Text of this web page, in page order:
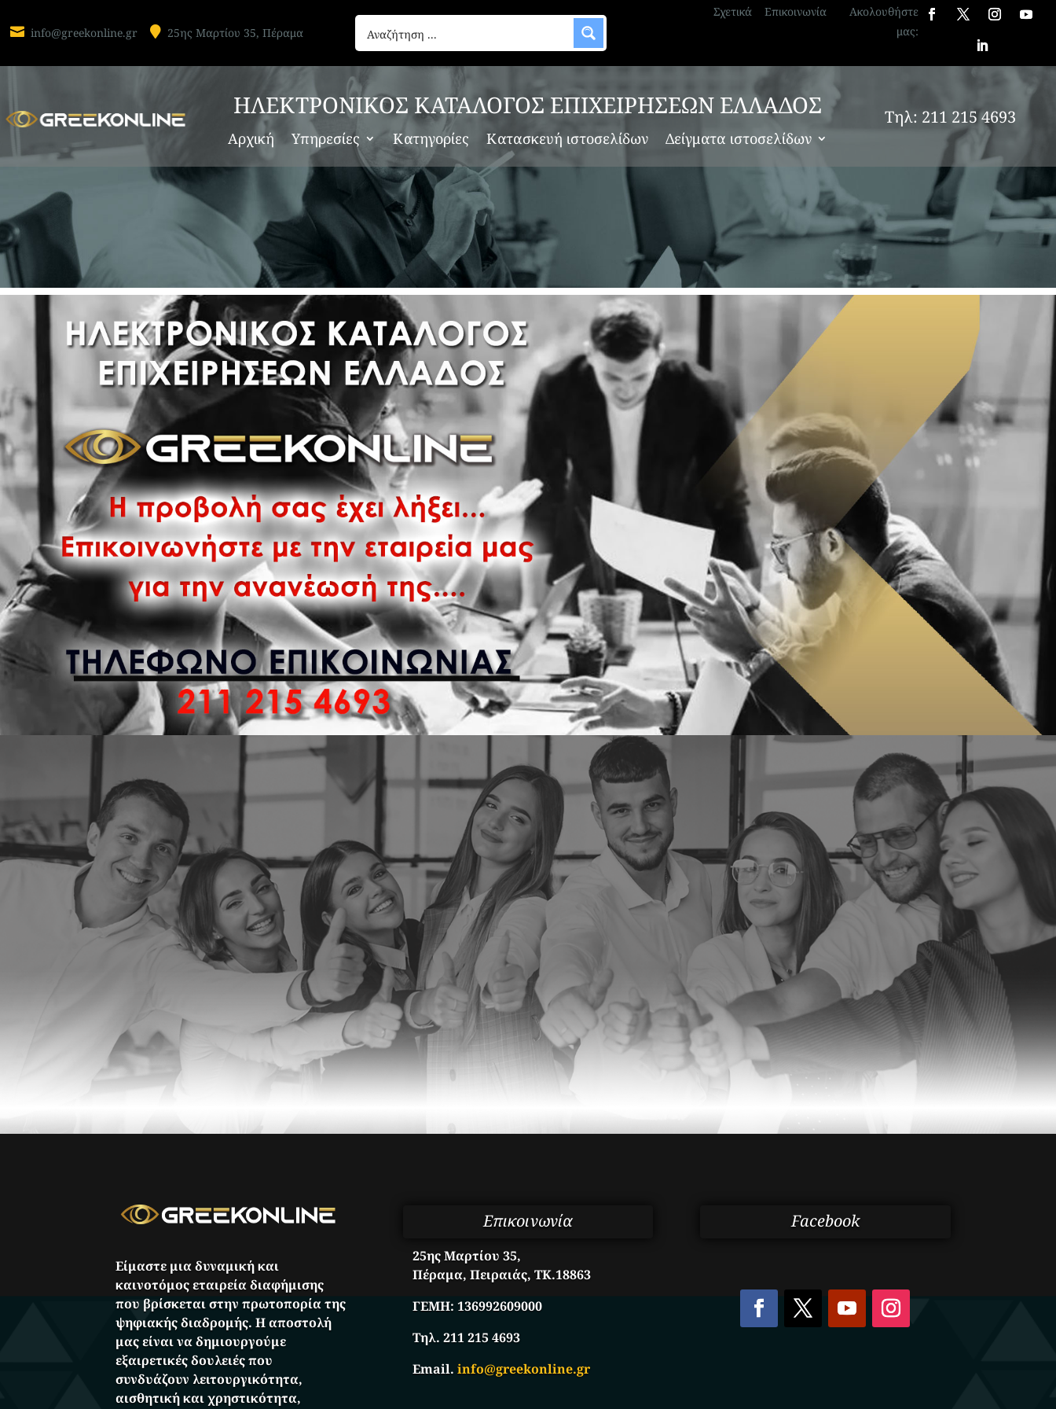
 info@greekonline.gr  25ης Μαρτίου 35, Πέραμα
Σχετικά Επικοινωνία
Ακολουθήστε
μας:
ΗΛΕΚΤΡΟΝΙΚΟΣ ΚΑΤΑΛΟΓΟΣ ΕΠΙΧΕΙΡΗΣΕΩΝ ΕΛΛΑΔΟΣ
Αρχική Υπηρεσίες Κατηγορίες Κατασκευή ιστοσελίδων Δείγματα ιστοσελίδων
Τηλ: 211 215 4693
Είμαστε μια δυναμική και
καινοτόμος εταιρεία διαφήμισης
που βρίσκεται στην πρωτοπορία της
ψηφιακής διαδρομής. Η αποστολή
μας είναι να δημιουργούμε
εξαιρετικές δουλειές που
συνδυάζουν λειτουργικότητα,
αισθητική και χρηστικότητα,
Επικοινωνία
25ης Μαρτίου 35,
Πέραμα, Πειραιάς, ΤΚ.18863
ΓΕΜΗ:136992609000
Τηλ. 211 215 4693
Email.info@greekonline.gr
Facebook